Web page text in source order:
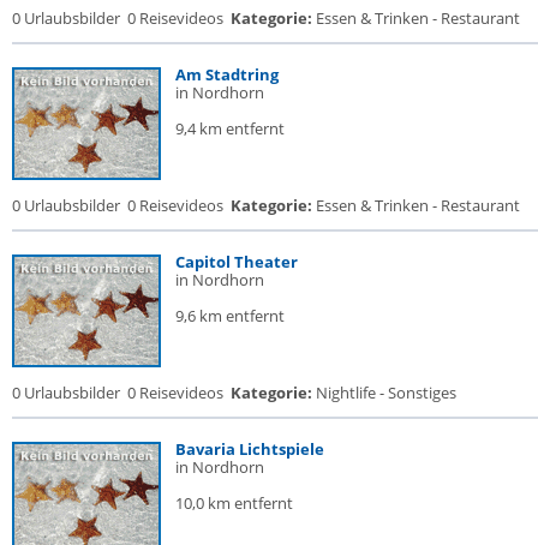
0 Urlaubsbilder 0 Reisevideos Kategorie: Essen & Trinken - Restaurant
Am Stadtring
in Nordhorn
9,4 km entfernt
0 Urlaubsbilder 0 Reisevideos Kategorie: Essen & Trinken - Restaurant
Capitol Theater
in Nordhorn
9,6 km entfernt
0 Urlaubsbilder 0 Reisevideos Kategorie: Nightlife - Sonstiges
Bavaria Lichtspiele
in Nordhorn
10,0 km entfernt